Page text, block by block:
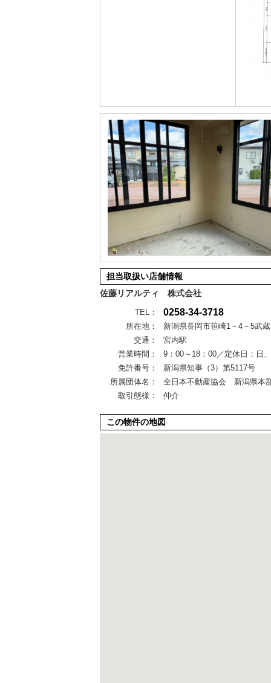
担当取扱い店舗情報
佐藤リアルティ 株式会社
TEL： 0258-34-3718
所在地：
新潟県長岡市笹崎1－4－5武
交通：
宮内駅
営業時間：
9：00～18：00／定休日：日
免許番号：
新潟県知事（3）第5117号
所属団体名：
全日本不動産協会 新潟県本
取引態様：
仲介
この物件の地図